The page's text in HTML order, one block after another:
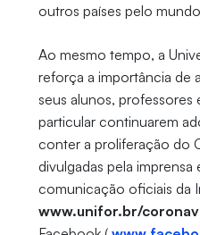
outros países pelo
Ao mesmo tempo, a
reforça a importância de
seus alunos, professores
particular continuarem
conter a proliferação do
divulgadas pela imprensa
comunicação oficiais da
www.unifor.br/